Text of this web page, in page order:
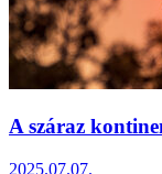
A száraz
2025.07.07.